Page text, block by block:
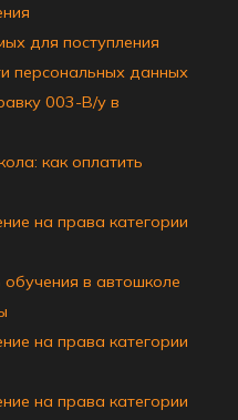
для поступления
персональных данных
003-В/у в
как оплатить
на права категории
обучения в автошколе
на права категории
на права категории